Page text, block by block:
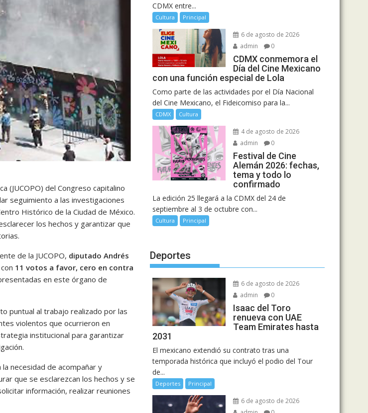
(JUCOPO) del Congreso capitalino
seguimiento a las investigaciones
Histórico de la Ciudad de México.
los hechos y garantizar que
de la JUCOPO, diputado Andrés
11 votos a favor, cero en contra
en este órgano de
puntual al trabajo realizado por las
violentos que ocurrieron en
institucional para garantizar
necesidad de acompañar y
que se esclarezcan los hechos y se
información, realizar reuniones
CDMX entre...
Cultura Principal
6 de agosto de 2026
admin
0
CDMX conmemora el
Día del Cine Mexicano
con una función especial de Lola
Como parte de las actividades por el Día Nacional
del Cine Mexicano, el Fideicomiso para la...
CDMX Cultura
4 de agosto de 2026
admin
0
Festival de Cine
Alemán 2026: fechas,
tema y todo lo
confirmado
La edición 25 llegará a la CDMX del 24 de
septiembre al 3 de octubre con...
Cultura Principal
Deportes
6 de agosto de 2026
admin
0
Isaac del Toro
renueva con UAE
Team Emirates hasta
2031
El mexicano extendió su contrato tras una
temporada histórica que incluyó el podio del Tour
de...
Deportes Principal
6 de agosto de 2026